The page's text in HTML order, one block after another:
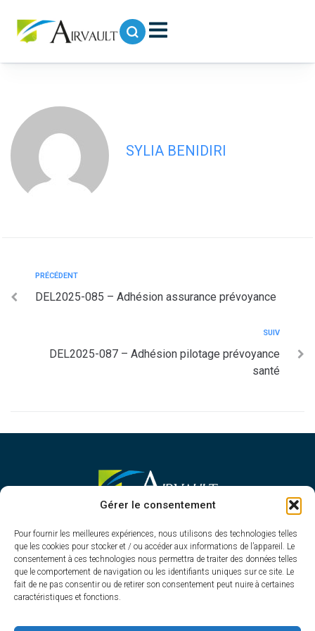
Gérer le consentement
Pour fournir les meilleures expériences, nous utilisons des technologies telles
que les cookies pour stocker et / ou accéder aux informations de l’appareil. Le
consentement à ces technologies nous permettra de traiter des données telles
que le comportement de navigation ou les identifiants uniques sur ce site. Le
fait de ne pas consentir ou de retirer son consentement peut nuire à certaines
caractéristiques et fonctions.
DEL2025-086 – Adhésion assurance
SYLIA BENIDIRI
PRÉCÉDENT
DEL2025-085 – Adhésion assurance prévoyance
SUIV
DEL2025-087 – Adhésion pilotage prévoyance
santé
MAIRIE D'AIRVAULT
1 Rue Constant Balquet,
79600 Airvault
05 49 64 70 13
Contacter la mairie